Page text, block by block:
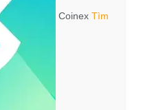
Coinex Tìm